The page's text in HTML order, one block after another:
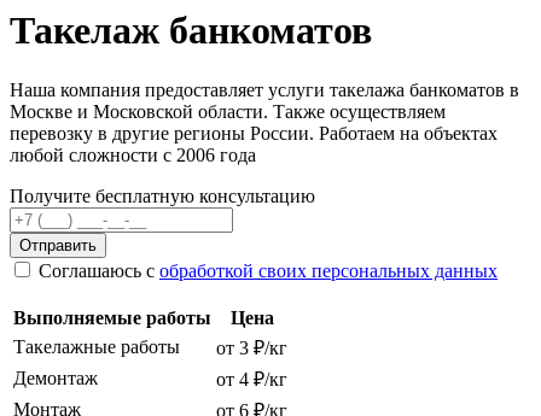
Такелаж банкоматов
Наша компания предоставляет услуги такелажа банкоматов в
Москве и Московской области. Также осуществляем
перевозку в другие регионы России. Работаем на объектах
любой сложности с 2006 года
Получите бесплатную консультацию
Отправить
Соглашаюсь с обработкой своих персональных данных
Выполняемые работы
Цена
Такелажные работы
от 3 ₽/кг
Демонтаж
от 4 ₽/кг
Монтаж
от 6 ₽/кг